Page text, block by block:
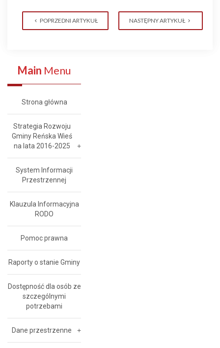
POPRZEDNI ARTYKUŁ NASTĘPNY ARTYKUŁ
Main Menu
Strona główna
Strategia Rozwoju
Gminy Reńska Wieś
na lata 2016-2025
System Informacji
Przestrzennej
Klauzula Informacyjna
RODO
Pomoc prawna
Raporty o stanie Gminy
Dostępność dla osób ze
szczególnymi
potrzebami
Dane przestrzenne